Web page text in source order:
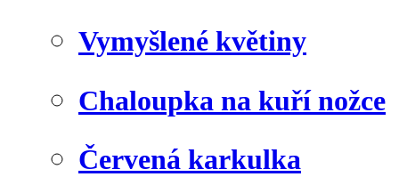
Vymyšlené květiny
Chaloupka na kuří nožce
Červená karkulka